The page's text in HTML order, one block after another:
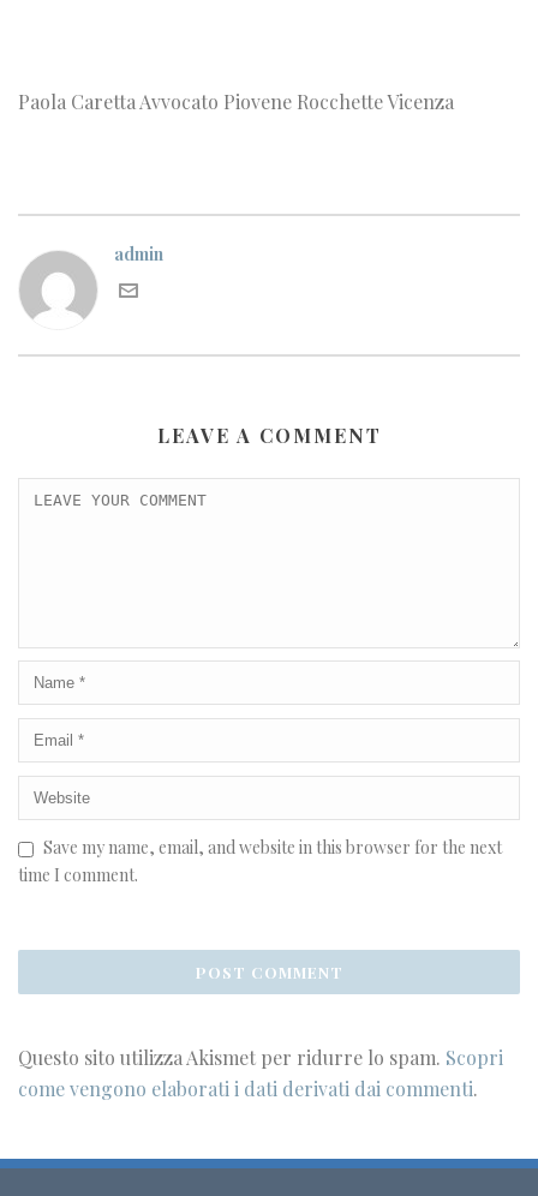
Paola Caretta Avvocato Piovene Rocchette Vicenza
admin
LEAVE A COMMENT
Save my name, email, and website in this browser for the next
time I comment.
Questo sito utilizza Akismet per ridurre lo spam. Scopri
come vengono elaborati i dati derivati dai commenti.